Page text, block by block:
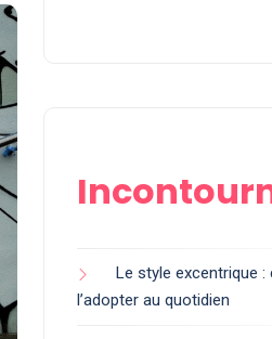
Le style excentrique
l’adopter au quotidien